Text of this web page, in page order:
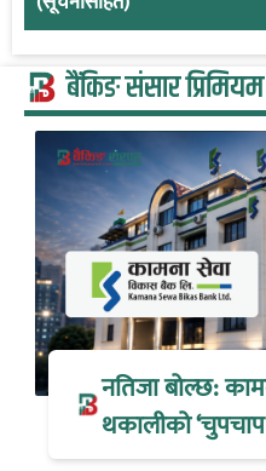
बैंकिङ संसार प्रिमियम
नतिजा बोल्छ:
थकालीको ‘चुपचाप